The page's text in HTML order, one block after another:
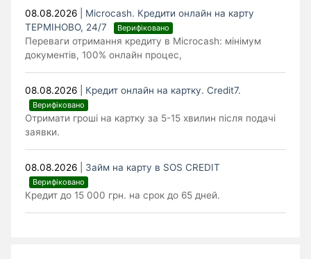
08.08.2026
Microcash. Кредити онлайн на карту
ТЕРМІНОВО, 24/7
Верифіковано
Переваги отримання кредиту в Microcash: мінімум
документів, 100% онлайн процес,
08.08.2026 Кредит онлайн на картку. Credit7.
Верифіковано
Отримати гроші на картку за 5-15 хвилин після подачі
заявки.
08.08.2026 Займ на карту в SOS CREDIT
Верифіковано
Кредит до 15 000 грн. на срок до 65 дней.